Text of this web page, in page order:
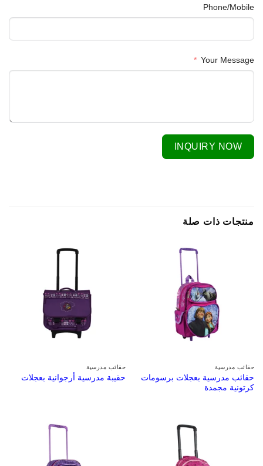
Phone/Mobile
Your Message
INQUIRY NOW
منتجات ذات صلة
حقائب مدرسية
حقائب مدرسية بعجلات برسومات
كرتونية مجمدة
حقائب مدرسية
حقيبة مدرسية أرجوانية بعجلات